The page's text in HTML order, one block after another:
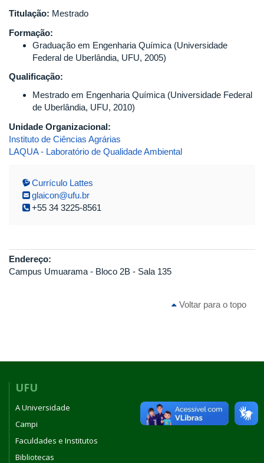
Titulação: Mestrado
Formação:
Graduação em Engenharia Química (Universidade
Federal de Uberlândia, UFU, 2005)
Qualificação:
Mestrado em Engenharia Química (Universidade Federal
de Uberlândia, UFU, 2010)
Unidade Organizacional:
Instituto de Ciências Agrárias
LAQUA - Laboratório de Qualidade Ambiental
Currículo Lattes
glaicon@ufu.br
+55 34 3225-8561
Endereço:
Campus Umuarama - Bloco 2B - Sala 135
Voltar para o topo
UFU
A Universidade
Campi
Faculdades e Institutos
Bibliotecas